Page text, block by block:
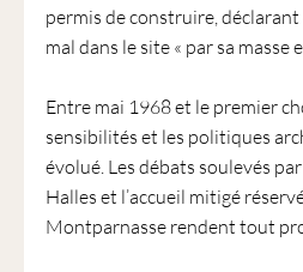
permis de construire,
mal dans le site « par sa masse
Entre mai 1968 et le premier
sensibilités et les politiques
évolué. Les débats soulevés
Halles et l’accueil mitigé
Montparnasse rendent tout